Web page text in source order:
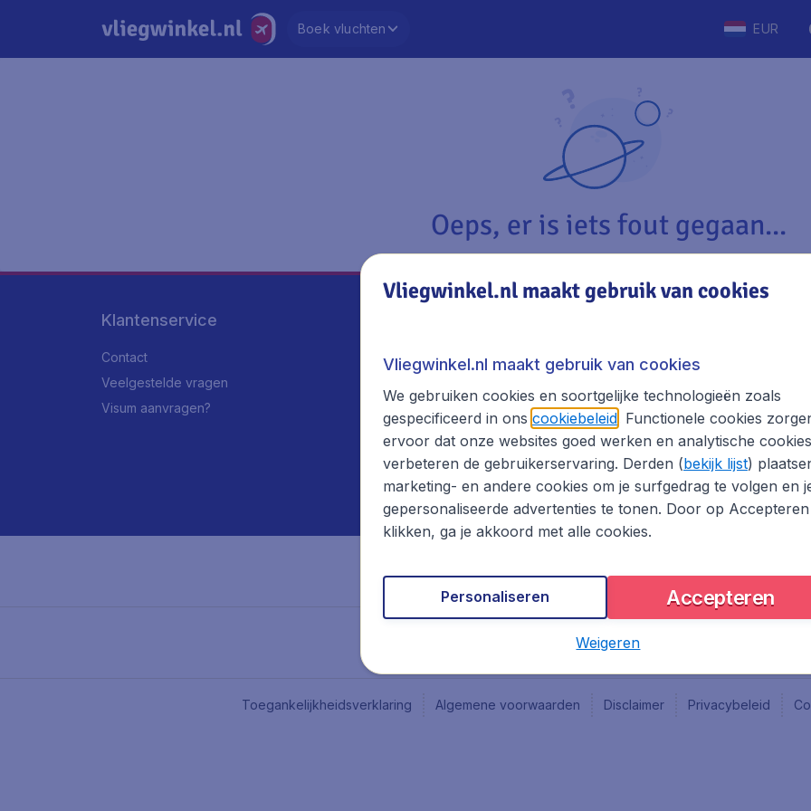
Boek vluchten EUR
Oeps, er is iets fout gegaan...
Klantenservice
Contact
Veelgestelde vragen
Visum aanvragen?
Over Vliegwinkel.nl
Reisgids
Toegankelijkheidsverklaring Algemene voorwaarden Disclaimer Privacybeleid
Vliegwinkel.nl maakt gebruik van cookies
Vliegwinkel.nl maakt gebruik van cookies
We gebruiken cookies en soortgelijke technologieën zoals
gespecificeerd in ons cookiebeleid. Functionele cookies
ervoor dat onze websites goed werken en analytische cookies
verbeteren de gebruikerservaring. Derden (bekijk lijst)
marketing- en andere cookies om je surfgedrag te volgen en
gepersonaliseerde advertenties te tonen. Door op
klikken, ga je akkoord met alle cookies.
Accepteren
Personaliseren
Weigeren